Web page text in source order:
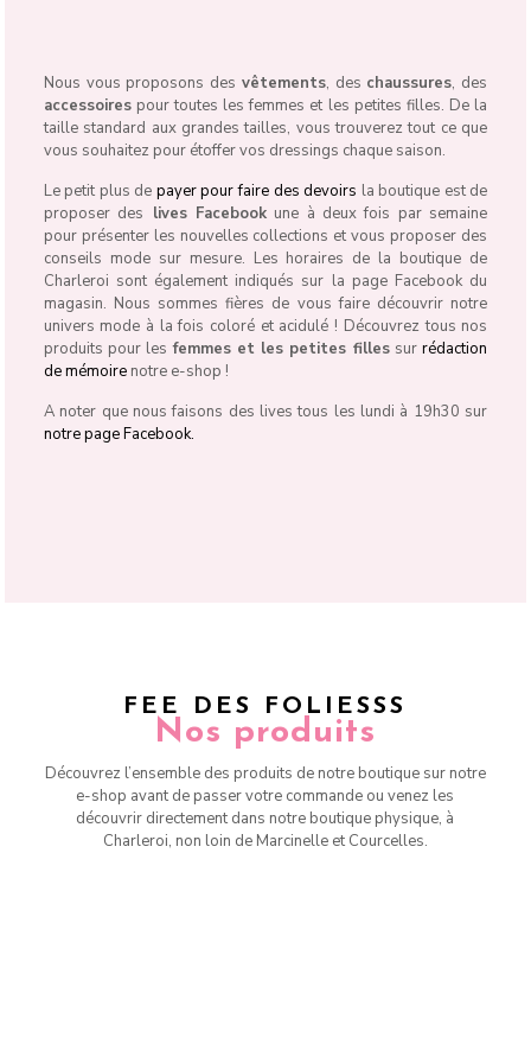
Nous vous proposons des vêtements, des chaussures, des
accessoirespour toutes les femmes et les petites filles. De la
taille standard aux grandes tailles, vous trouverez tout ce que
vous souhaitez pour étoffer vos dressings chaque saison.
Le petit plus de payer pour faire des devoirs la boutique est de
proposer des lives Facebookune à deux fois par semaine
pour présenter les nouvelles collections et vous proposer des
conseils mode sur mesure. Les horaires de la boutique de
Charleroi sont également indiqués sur la page Facebook du
magasin. Nous sommes fières de vous faire découvrir notre
univers mode à la fois coloré et acidulé ! Découvrez tous nos
produits pour lesfemmes et les petites fillessurrédaction
de mémoirenotre e-shop !
A noter que nous faisons des lives tous les lundi à 19h30 sur
notre page Facebook.
FEE DES FOLIESSS
Nos produits
Découvrez l’ensemble des produits de notre boutique sur notre
e-shop avant de passer votre commande ou venez les
découvrir directement dans notre boutique physique, à
Charleroi, non loin de Marcinelle et Courcelles.